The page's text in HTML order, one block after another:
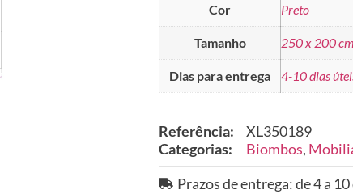
Cor Preto
Tamanho 250 x 200 cm
Dias para entrega 4-10 dias
Referência:
XL350189
Categorias:
Biombos,
Prazos de entrega: de 4 a